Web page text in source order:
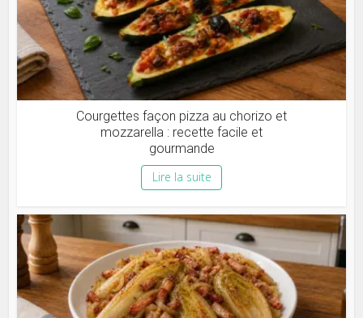
Courgettes façon pizza au chorizo et
mozzarella : recette facile et
gourmande
Lire la suite